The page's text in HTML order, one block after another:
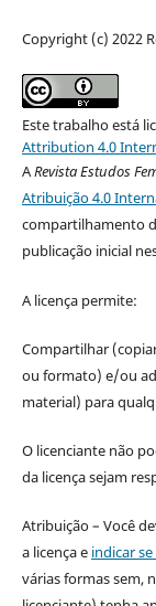
Copyright (c) 2022
Este trabalho está
Attribution 4.0
ARevista Estudos
Atribuição 4.0
compartilhamento
publicação inicial
A licença permite:
Compartilhar
ou formato) e/ou
material) para
O licenciante não
da licença sejam
Atribuição – Você
a licença e indicar
várias formas sem,